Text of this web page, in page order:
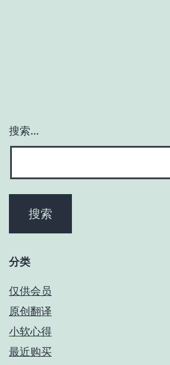
搜索…
分类
仅供会员
原创翻译
小软心得
最近购买